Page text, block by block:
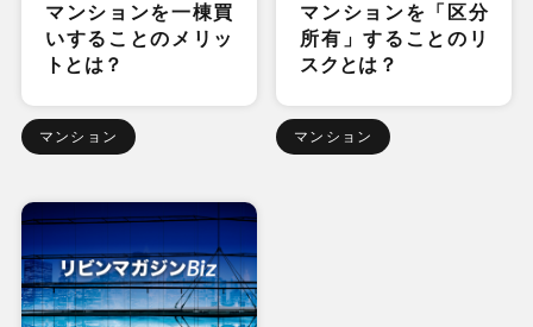
マンションを一棟買
いすることのメリッ
トとは？
マンション
マンションを「区分
所有」することのリ
スクとは？
マンション